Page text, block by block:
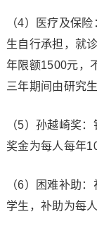
（4）医疗及保
生自行承担，就
年限额1500元，
三年期间由研究
（5）孙越崎奖
奖金为每人每年
（6）困难补助
学生，补助为每